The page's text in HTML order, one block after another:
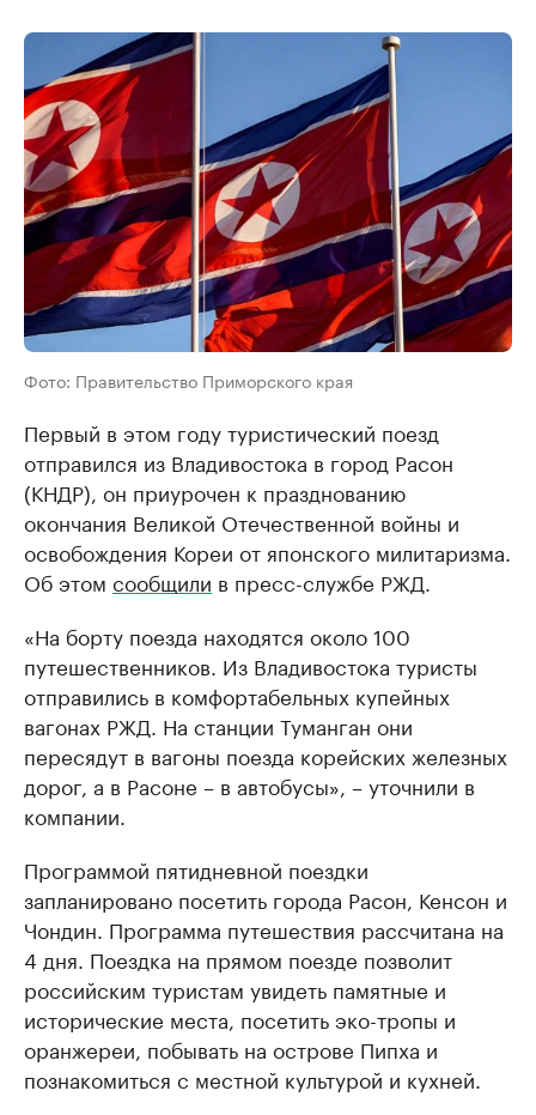
Фото: Правительство Приморского края
Первый в этом году туристический поезд
отправился из Владивостока в город Расон
(КНДР), он приурочен к празднованию
окончания Великой Отечественной войны и
освобождения Кореи от японского милитаризма.
Об этом сообщили в пресс-службе РЖД.
«На борту поезда находятся около 100
путешественников. Из Владивостока туристы
отправились в комфортабельных купейных
вагонах РЖД. На станции Туманган они
пересядут в вагоны поезда корейских железных
дорог, а в Расоне – в автобусы», – уточнили в
компании.
Программой пятидневной поездки
запланировано посетить города Расон, Кенсон и
Чондин. Программа путешествия рассчитана на
4 дня. Поездка на прямом поезде позволит
российским туристам увидеть памятные и
исторические места, посетить эко-тропы и
оранжереи, побывать на острове Пипха и
познакомиться с местной культурой и кухней.